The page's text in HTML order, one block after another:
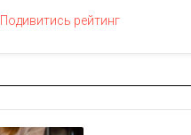
Подивитись рейтинг